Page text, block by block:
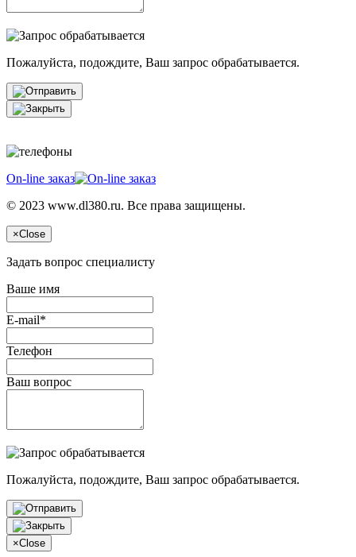
Пожалуйста, подождите, Ваш запрос обрабатывается.
On-line заказ
© 2023 www.dl380.ru. Все права защищены.
×Close
Задать вопрос специалисту
Ваше имя
E-mail*
Телефон
Ваш вопрос
Пожалуйста, подождите, Ваш запрос обрабатывается.
×Close